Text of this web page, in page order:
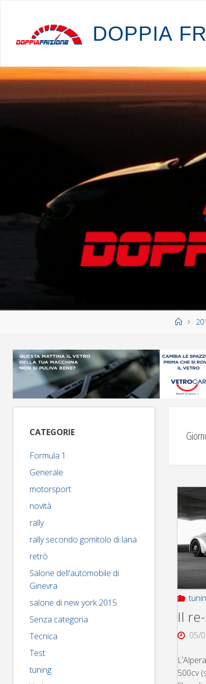
DOPPIA FR
Home
Il
05/
500cv
CATEGORIE
Formula 1
Generale
motorsport
novità
rally
rally secondo gomitolo di lana
retrò
Salone dell'automobile di
Ginevra
salone di new york 2015
Senza categoria
Tecnica
Test
tuning